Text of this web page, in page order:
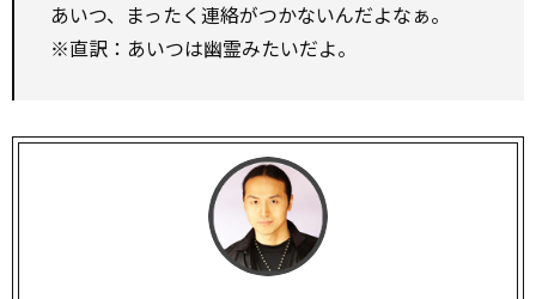
あいつ、まったく連絡がつかないんだよなぁ。
※直訳：あいつは幽霊みたいだよ。